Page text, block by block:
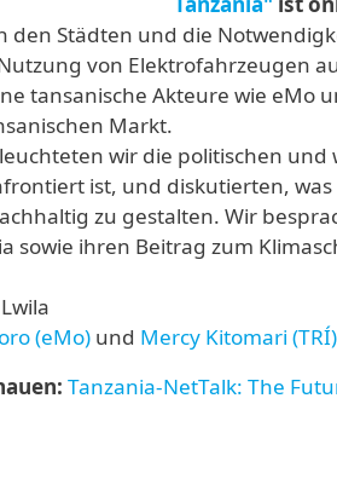
den Städten und die
von Elektrofahrzeugen
tansanische Akteure wie eMo
Markt.
wir die politischen und
ist, und diskutierten,
zu gestalten. Wir
sowie ihren Beitrag zum
(eMo) und Mercy Kitomari (TRÍ)
Tanzania-NetTalk: The